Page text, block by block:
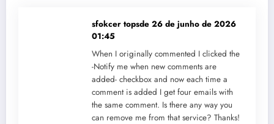
sfokcer topsde 26 de junho de 2026
01:45
When I originally commented I clicked the
-Notify me when new comments are
added- checkbox and now each time a
comment is added I get four emails with
the same comment. Is there any way you
can remove me from that service? Thanks!